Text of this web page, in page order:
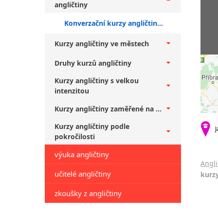
angličtiny
Konverzační kurzy angličtiny Praha 4 + falešní začátečníci
Kurzy angličtiny ve městech
Druhy kurzů angličtiny
Kurzy angličtiny s velkou
intenzitou
Kurzy angličtiny zaměřené na ...
Kurzy angličtiny podle
pokročilosti
výuka angličtiny
učitelé angličtiny
zkoušky z angličtiny